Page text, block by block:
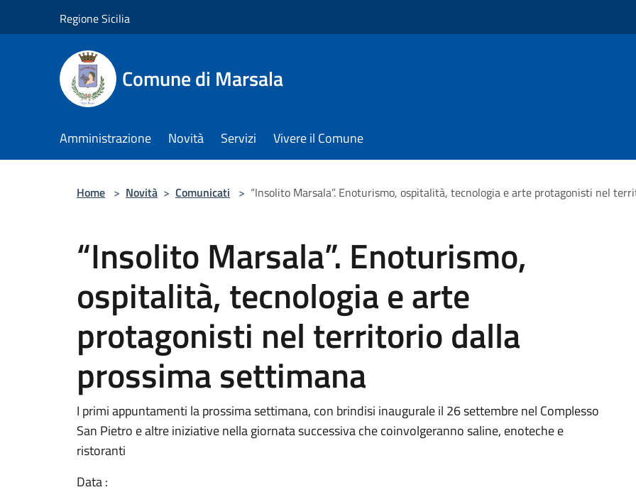
Regione Sicilia
Comune di Marsala
Amministrazione Novità Servizi Vivere il Comune
Home > Novità > Comunicati > “Insolito Marsala”. Enoturismo, ospitalità, tecnologia e arte protagonisti nel
“Insolito Marsala”. Enoturismo,
ospitalità, tecnologia e arte
protagonisti nel territorio dalla
prossima settimana
I primi appuntamenti la prossima settimana, con brindisi inaugurale il 26 settembre nel Complesso
San Pietro e altre iniziative nella giornata successiva che coinvolgeranno saline, enoteche e
ristoranti
Data :